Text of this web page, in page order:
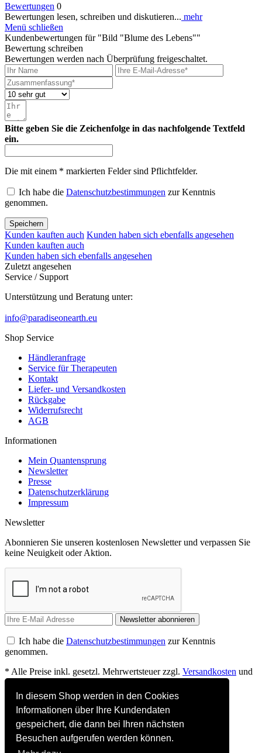
In diesem Shop werden in den Cookies
Informationen über Ihre Kundendaten
gespeichert, die dann bei Ihren nächsten
Besuchen aufgerufen werden können.
Bewertungen 0
Bewertungen lesen, schreiben und diskutieren... mehr
Menü schließen
Kundenbewertungen für "Bild "Blume des Lebens""
Bewertung schreiben
Bewertungen werden nach Überprüfung freigeschaltet.
Bitte geben Sie die Zeichenfolge in das nachfolgende Textfeld
ein.
Die mit einem * markierten Felder sind Pflichtfelder.
Ich habe die Datenschutzbestimmungen zur Kenntnis
genommen.
Speichern
Kunden kauften auch Kunden haben sich ebenfalls angesehen
Kunden kauften auch
Kunden haben sich ebenfalls angesehen
Zuletzt angesehen
Service / Support
Unterstützung und Beratung unter:
info@paradiseonearth.eu
Shop Service
Händleranfrage
Service für Therapeuten
Kontakt
Liefer- und Versandkosten
Rückgabe
Widerrufsrecht
AGB
Informationen
Mein Quantensprung
Newsletter
Presse
Datenschutzerklärung
Impressum
Newsletter
Abonnieren Sie unseren kostenlosen Newsletter und verpassen Sie
keine Neuigkeit oder Aktion.
Newsletter abonnieren
Ich habe die Datenschutzbestimmungen zur Kenntnis
genommen.
* Alle Preise inkl. gesetzl. Mehrwertsteuer zzgl. Versandkosten und
ggf. Nachnahmegebühren, wenn nicht anders beschrieben
Mein Quantensprung
Newsletter akzeptieren
Presse
Kontakt
Liefer- und Versandkosten